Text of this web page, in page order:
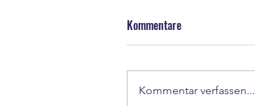
Abschied von Lucas
Kommentare
Kommentar verfassen...